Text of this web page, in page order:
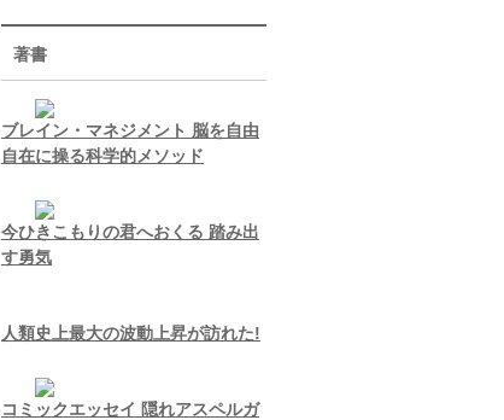
著書
ブレイン・マネジメント 脳を自由
自在に操る科学的メソッド
今ひきこもりの君へおくる 踏み出
す勇気
人類史上最大の波動上昇が訪れた!
コミックエッセイ 隠れアスペルガ